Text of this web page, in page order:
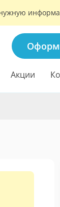
нужную
Акции